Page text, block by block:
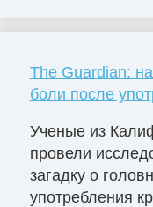
The Guardian:
боли после
Ученые из
провели
загадку о
употребления